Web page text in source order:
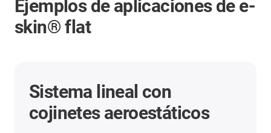
Ejemplos de aplicaciones de e-
skin® flat
Más aplicaciones con
cadenas portacables